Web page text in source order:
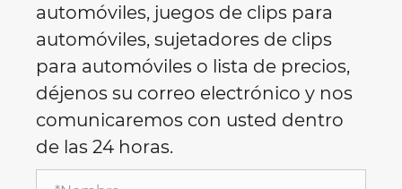
automóviles, juegos de clips para
automóviles, sujetadores de clips
para automóviles o lista de precios,
déjenos su correo electrónico y nos
comunicaremos con usted dentro
de las 24 horas.